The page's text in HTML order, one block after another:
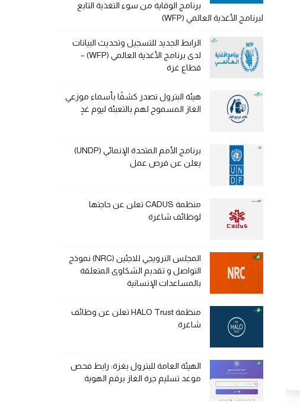
برنامج الوقاية من سوء التغذية التابع
لبرنامج الأغذية العالمي (WFP)
الرابط الجديد للتسجيل وتحديث البيانات
لدى برنامج الأغذية العالمي (WFP) –
قطاع غزة
هيئة البترول تصدر كشفًا بأسماء موزعي
الغاز المسموح لهم بالتعبئة ليوم غدٍ
برنامج الأمم المتحدة الإنمائي (UNDP)
يعلن عن فرص عمل
منظمة CADUS تعلن عن حاجتها
لوظائف شاغرة
المجلس النرويجي للاجئين (NRC) نموذج
التواصل و تقديم الشكاوى المتعلقة
بالمساعدات الإنسانية
منظمة HALO Trust تعلن عن وظائف
شاغرة
الهيئة العامة للبترول بغزة: رابط فحص
موعد تسليم جرة الغاز برقم الهوية